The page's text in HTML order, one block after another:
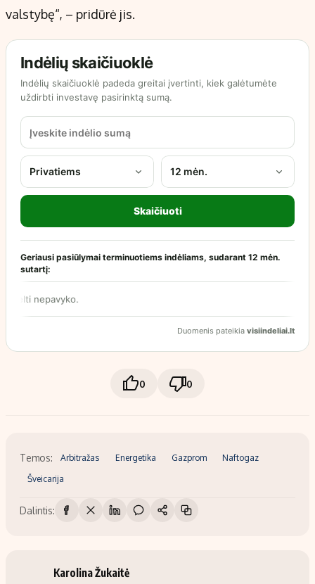
valstybę“, – pridūrė jis.
0 0
Temos: Arbitražas Energetika Gazprom Naftogaz
Šveicarija
Dalintis:
Karolina Žukaitė